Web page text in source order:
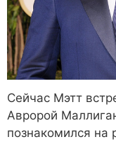
Сейчас Мэтт
Авророй
познакомился